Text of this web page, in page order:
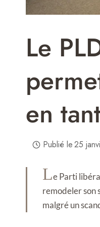
Le
en
Publié le25
Le Parti
remodeler son
malgré un